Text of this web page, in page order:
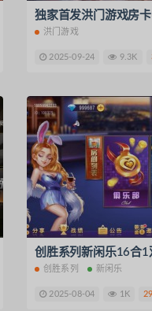
洪门游戏
2025-09-24 9.3K
创胜系列新闲乐16合1
创胜系列 新闲乐
2025-08-04 1K